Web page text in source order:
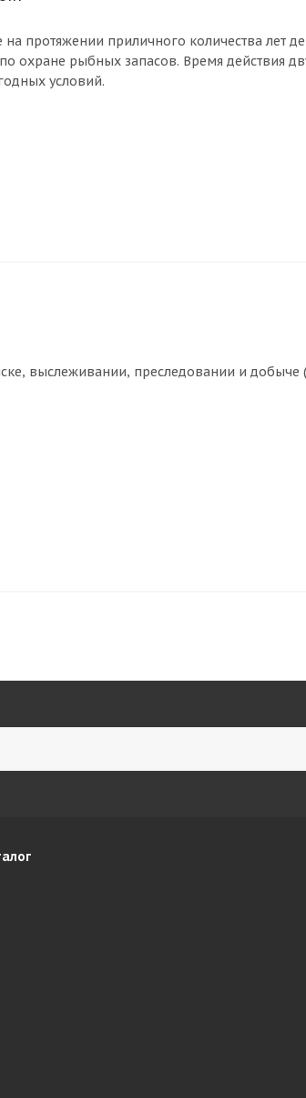
протяжении приличного количества лет
охране рыбных запасов. Время действия
условий.
выслеживании, преследовании и